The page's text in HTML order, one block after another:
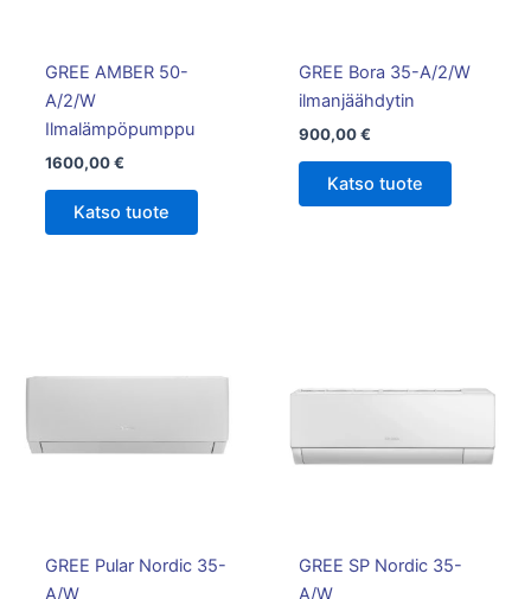
GREE AMBER 50-
A/2/W
Ilmalämpöpumppu
1600,00€
Katso tuote
GREE Bora 35-A/2/W
ilmanjäähdytin
900,00€
Katso tuote
GREE Pular Nordic 35-
A/W
GREE SP Nordic 35-
A/W